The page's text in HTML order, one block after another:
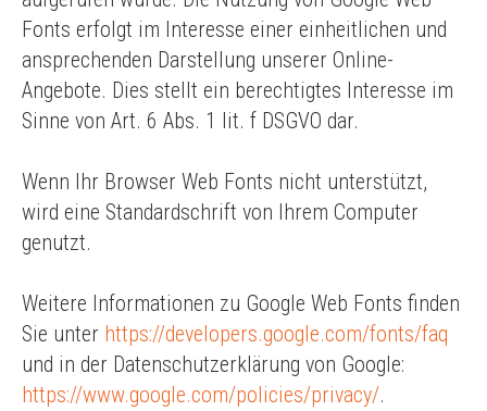
Fonts erfolgt im Interesse einer einheitlichen und
ansprechenden Darstellung unserer Online-
Angebote. Dies stellt ein berechtigtes Interesse im
Sinne von Art. 6 Abs. 1 lit. f DSGVO dar.
Wenn Ihr Browser Web Fonts nicht unterstützt,
wird eine Standardschrift von Ihrem Computer
genutzt.
Weitere Informationen zu Google Web Fonts finden
Sie unter https://developers.google.com/fonts/faq
und in der Datenschutzerklärung von Google:
https://www.google.com/policies/privacy/.